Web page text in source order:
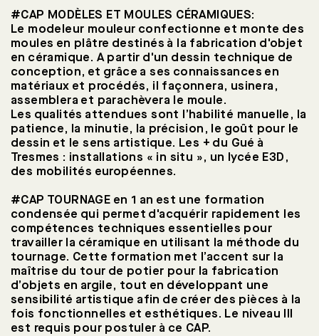
Présentation
Arts graphiques
Céramique pré-bac
Céramique post-bac
Design pré-bac
Design post-bac
Staff
Hôtellerie & Restauration
#CAP MODÈLES ET MOULES CÉRAMIQUES:
Le modeleur mouleur confectionne et monte des
moules en plâtre destinés à la fabrication d'objet
en céramique. A partir d'un dessin technique de
conception, et grâce a ses connaissances en
matériaux et procédés, il façonnera, usinera,
assemblera et parachèvera le moule.
Les qualités attendues sont l’habilité manuelle, la
patience, la minutie, la précision, le goût pour le
dessin et le sens artistique. Les + du Gué à
Tresmes : installations « in situ », un lycée E3D,
des mobilités européennes.
#CAP TOURNAGE en 1 an est une formation
condensée qui permet d'acquérir rapidement les
compétences techniques essentielles pour
travailler la céramique en utilisant la méthode du
tournage. Cette formation met l’accent sur la
maîtrise du tour de potier pour la fabrication
d’objets en argile, tout en développant une
sensibilité artistique afin de créer des pièces à la
fois fonctionnelles et esthétiques. Le niveau III
est requis pour postuler à ce CAP.